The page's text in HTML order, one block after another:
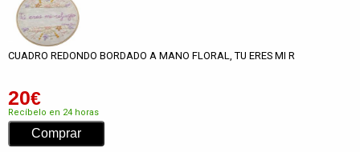
CUADRO REDONDO BORDADO A MANO FLORAL, TU ERES MI R
20€
Recíbelo en 24 horas